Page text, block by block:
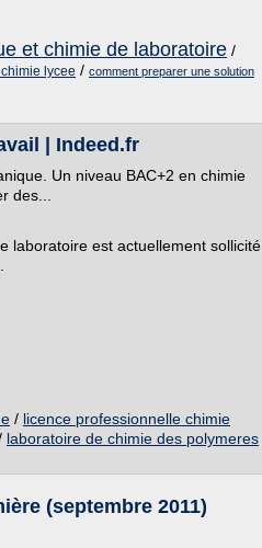
et chimie de laboratoire /
lycee / comment preparer une solution
| Indeed.fr
Un niveau BAC+2 en chimie
des...
laboratoire est actuellement sollicité
/ licence professionnelle chimie
laboratoire de chimie des polymeres
(septembre 2011)